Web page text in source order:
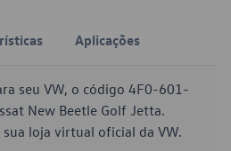
Aplicações
seu VW, o código 4F0-601-
New Beetle Golf Jetta.
sua loja virtual oficial da VW.